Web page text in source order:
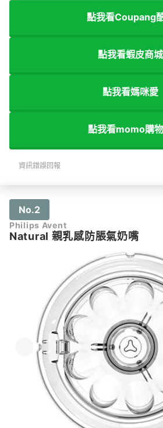
點我看Coupang
點我看蝦皮商城
點我看媽咪愛
點我看momo購
資訊錯誤回報
No.2
Philips Avent
Natural 親乳感防脹氣奶嘴